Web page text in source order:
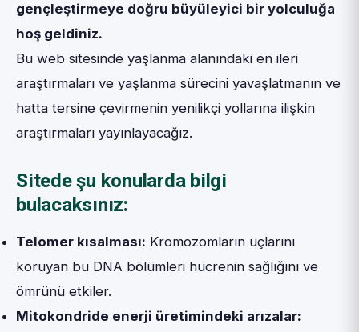
gençleştirmeye doğru büyüleyici bir yolculuğa
hoş geldiniz.
Bu web sitesinde yaşlanma alanındaki en ileri
araştırmaları ve yaşlanma sürecini yavaşlatmanın ve
hatta tersine çevirmenin yenilikçi yollarına ilişkin
araştırmaları yayınlayacağız.
Sitede şu konularda bilgi
bulacaksınız:
Telomer kısalması: Kromozomların uçlarını
koruyan bu DNA bölümleri hücrenin sağlığını ve
ömrünü etkiler.
Mitokondride enerji üretimindeki arızalar: